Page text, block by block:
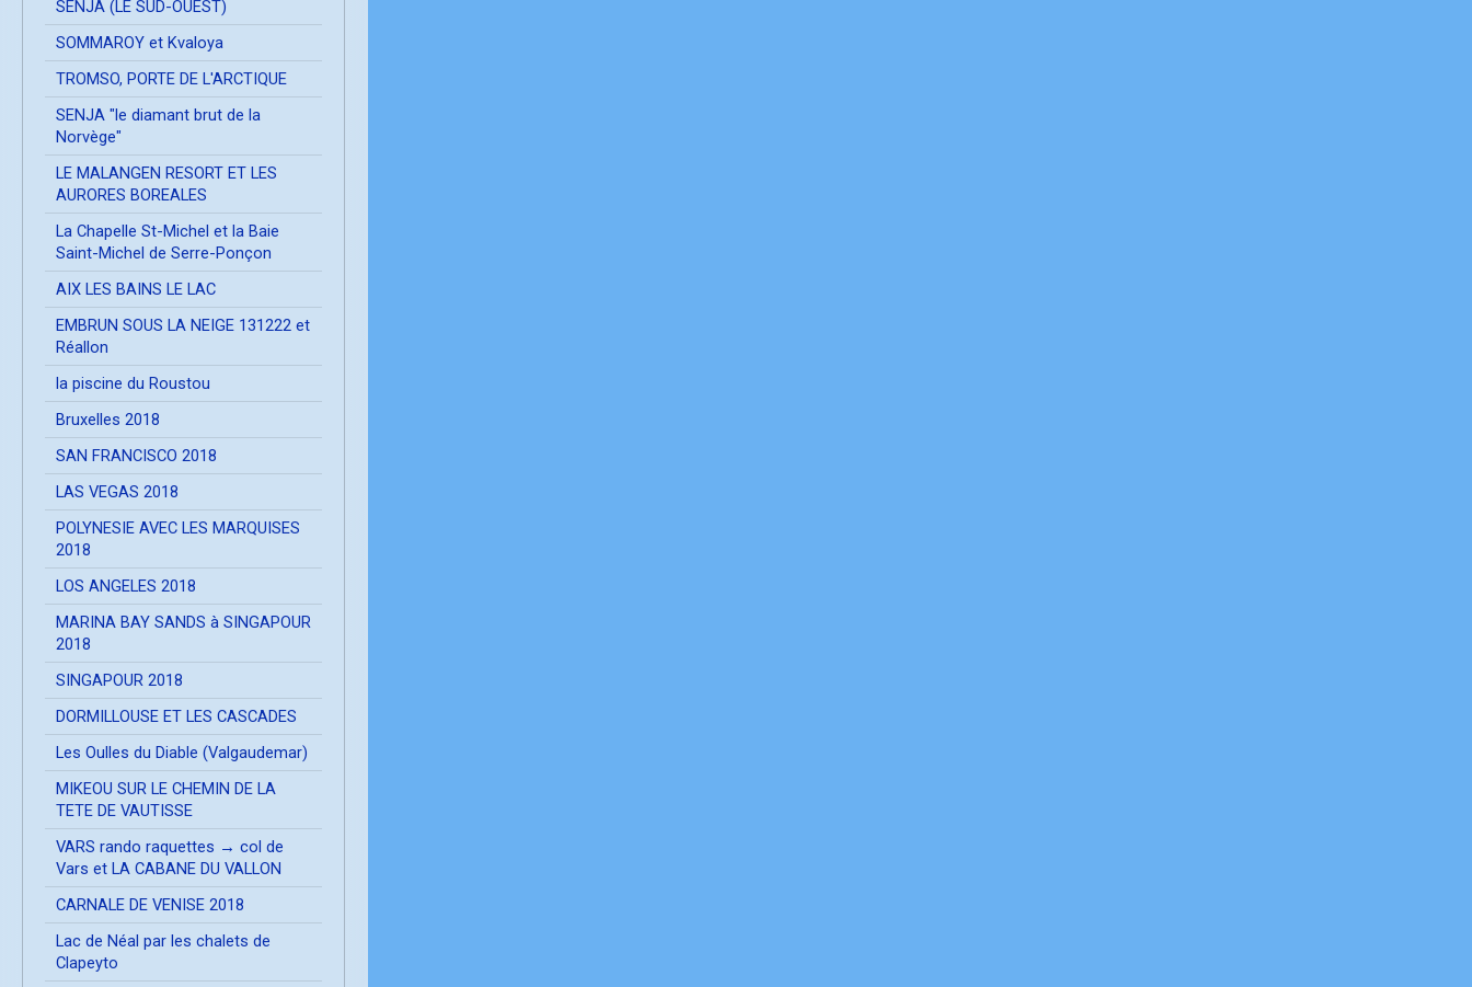
SENJA (LE SUD-OUEST)
SOMMAROY et Kvaloya
TROMSO, PORTE DE L'ARCTIQUE
SENJA "le diamant brut de la
Norvège"
LE MALANGEN RESORT ET LES
AURORES BOREALES
La Chapelle St-Michel et la Baie
Saint-Michel de Serre-Ponçon
AIX LES BAINS LE LAC
EMBRUN SOUS LA NEIGE 131222 et
Réallon
la piscine du Roustou
Bruxelles 2018
SAN FRANCISCO 2018
LAS VEGAS 2018
POLYNESIE AVEC LES MARQUISES
2018
LOS ANGELES 2018
MARINA BAY SANDS à SINGAPOUR
2018
SINGAPOUR 2018
DORMILLOUSE ET LES CASCADES
Les Oulles du Diable (Valgaudemar)
MIKEOU SUR LE CHEMIN DE LA
TETE DE VAUTISSE
VARS rando raquettes → col de
Vars et LA CABANE DU VALLON
CARNALE DE VENISE 2018
Lac de Néal par les chalets de
Clapeyto